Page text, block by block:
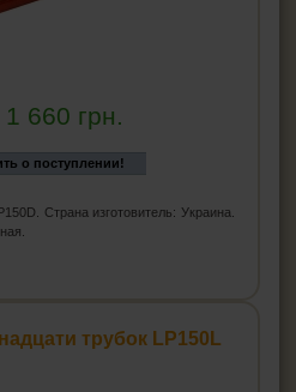
1 660 грн.
о поступлении!
Страна изготовитель: Украина.
трубок LP150L